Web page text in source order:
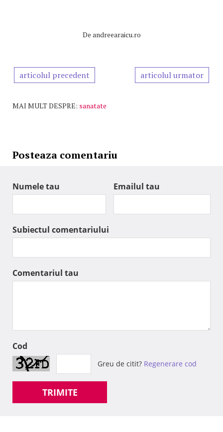
De andreearaicu.ro
articolul precedent articolul urmator
MAI MULT DESPRE: sanatate
Posteaza comentariu
Numele tau Emailul tau
Subiectul comentariului
Comentariul tau
Cod
Greu de citit? Regenerare cod
TRIMITE